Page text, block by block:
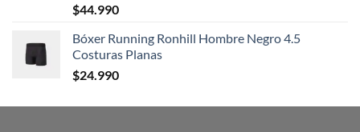
$44.990
Bóxer Running Ronhill Hombre Negro 4.5
Costuras Planas
$24.990